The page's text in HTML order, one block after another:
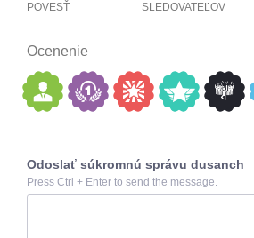
POVESŤ SLEDOVATEĽOV
Ocenenie
Odoslať súkromnú správu dusanch
Press Ctrl + Enter to send the message.